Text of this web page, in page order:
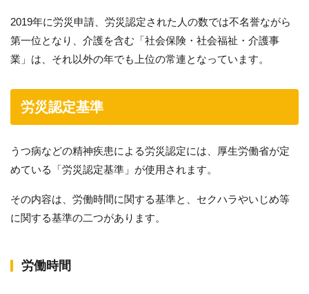
2019年に労災申請、労災認定された人の数では不名誉ながら
第一位となり、介護を含む「社会保険・社会福祉・介護事
業」は、それ以外の年でも上位の常連となっています。
労災認定基準
うつ病などの精神疾患による労災認定には、厚生労働省が定
めている「労災認定基準」が使用されます。
その内容は、労働時間に関する基準と、セクハラやいじめ等
に関する基準の二つがあります。
労働時間